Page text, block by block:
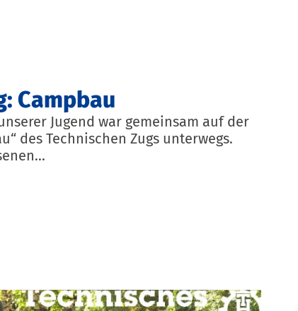
Campbau
Jugend war gemeinsam auf der
des Technischen Zugs unterwegs.